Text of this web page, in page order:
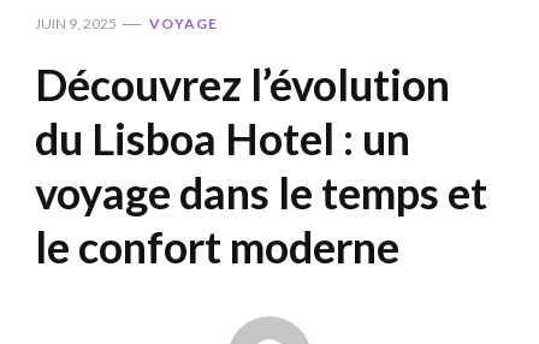
JUIN 9, 2025 VOYAGE
Découvrez l’évolution
du Lisboa Hotel : un
voyage dans le temps et
le confort moderne